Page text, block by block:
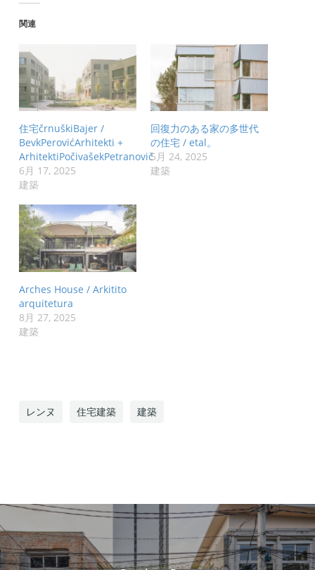
関連
住宅črnuškiBajer /
BevkPerovićArhitekti +
ArhitektiPočivašekPetranovič
6月 17, 2025
建築
回復力のある家の多世代
の住宅 / etal。
5月 24, 2025
建築
Arches House / Arkitito
arquitetura
8月 27, 2025
建築
レンヌ 住宅建築 建築